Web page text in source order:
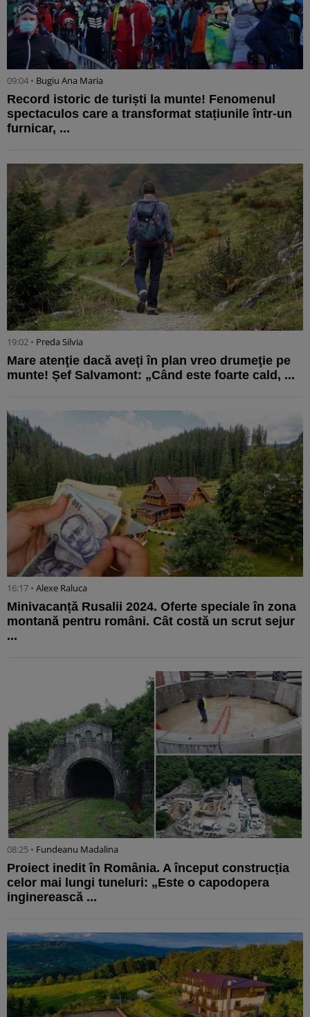
09:04 • Bugiu ⁠Ana Maria
Record istoric de turiști la munte! Fenomenul
spectaculos care a transformat stațiunile într-un
furnicar, ...
19:02 • Preda Silvia
Mare atenţie dacă aveţi în plan vreo drumeţie pe
munte! Șef Salvamont: „Când este foarte cald, ...
16:17 • Alexe Raluca
Minivacanță Rusalii 2024. Oferte speciale în zona
montană pentru români. Cât costă un scrut sejur
...
08:25 • Fundeanu Madalina
Proiect inedit în România. A început construcția
celor mai lungi tuneluri: „Este o capodopera
inginerească ...